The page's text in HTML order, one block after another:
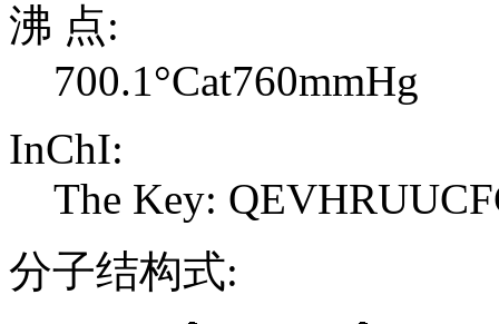
沸 点:
700.1°Cat760mmHg
InChI:
The Key:
分子结构式: